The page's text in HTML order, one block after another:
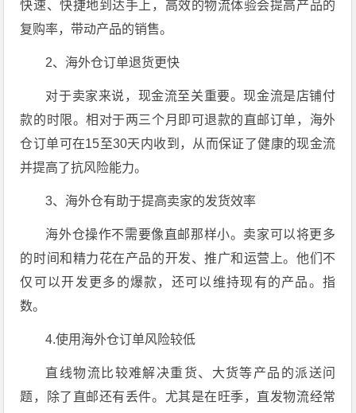
快速、快捷地到达手上，高效的物流体验会提高产品的
复购率，带动产品的销售。
2、海外仓订单退货更快
对于卖家来说，现金流至关重要。现金流是店铺付
款的时限。相对于两三个月即可退款的直邮订单，海外
仓订单可在15至30天内收到，从而保证了健康的现金流
并提高了抗风险能力。
3、海外仓有助于提高卖家的发货效率
海外仓操作不需要像直邮那样小。卖家可以将更多
的时间和精力花在产品的开发、推广和运营上。他们不
仅可以开发更多的爆款，还可以维持现有的产品。指
数。
4.使用海外仓订单风险较低
直线物流比较难解决重货、大货等产品的派送问
题，除了直邮还有丢件。尤其是在旺季，直发物流经常